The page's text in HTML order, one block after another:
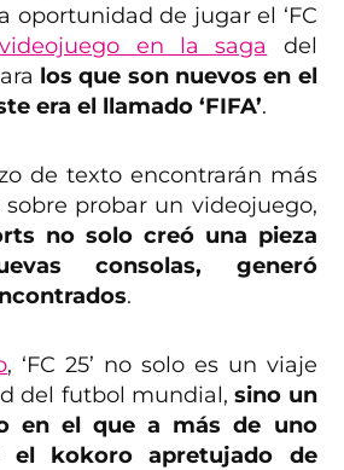
oportunidad de jugar el ‘FC
en la saga
del
los que son nuevos en el
era el llamado ‘FIFA’.
de texto encontrarán más
probar un videojuego,
no solo creó una pieza
consolas, generó
.
, ‘FC 25’ no solo es un viaje
del futbol mundial,sino un
en el que a más de uno
el kokoro apretujado de